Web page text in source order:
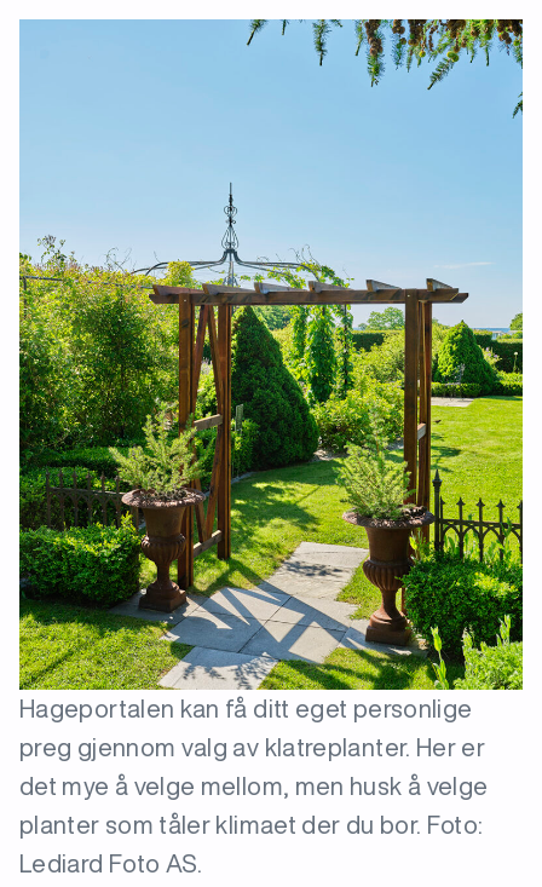
Hageportalen kan få ditt eget personlige
preg gjennom valg av klatreplanter. Her er
det mye å velge mellom, men husk å velge
planter som tåler klimaet der du bor. Foto:
Lediard Foto AS.